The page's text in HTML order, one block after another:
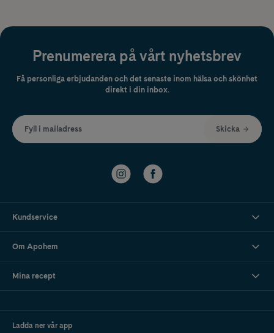
Prenumerera på vårt nyhetsbrev
Få personliga erbjudanden och det senaste inom hälsa och skönhet
direkt i din inbox.
Fyll i mailadress Skicka
Kundservice
Om Apohem
Mina recept
Ladda ner vår app